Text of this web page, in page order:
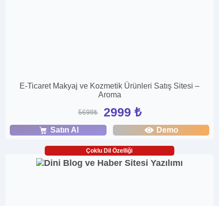
E-Ticaret Makyaj ve Kozmetik Ürünleri Satış Sitesi –
Aroma
5698₺ 2999 ₺
Satın Al Demo
Çoklu Dil Özelliği